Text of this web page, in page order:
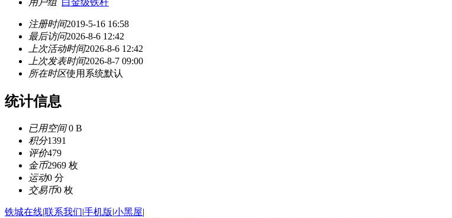
用户组 白金级铁杆
注册时间2019-5-16 16:58
最后访问2026-8-6 12:42
上次活动时间2026-8-6 12:42
上次发表时间2026-8-7 09:00
所在时区使用系统默认
统计信息
已用空间0 B
积分1391
评价479
金币2969 枚
运动0 分
交易币0 枚
铁城在线|联系我们|手机版|小黑屋|